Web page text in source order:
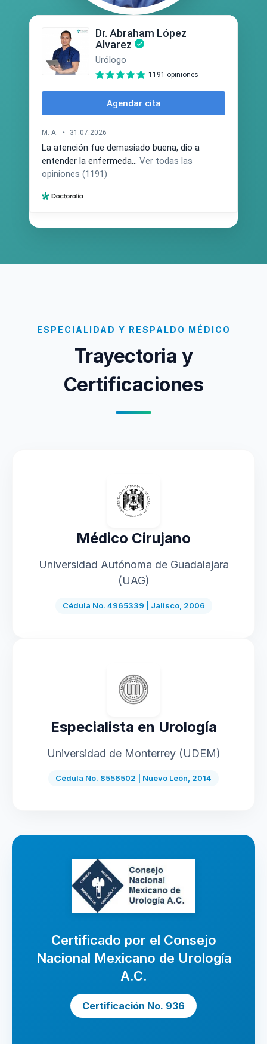
ESPECIALIDAD Y RESPALDO MÉDICO
Trayectoria y
Certificaciones
Médico Cirujano
Universidad Autónoma de Guadalajara
(UAG)
Cédula No. 4965339 | Jalisco, 2006
Especialista en Urología
Universidad de Monterrey (UDEM)
Cédula No. 8556502 | Nuevo León, 2014
Certificado por el Consejo
Nacional Mexicano de Urología
A.C.
Certificación No. 936